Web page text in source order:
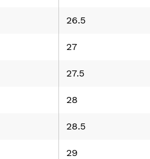
26.5
27
27.5
28
28.5
29